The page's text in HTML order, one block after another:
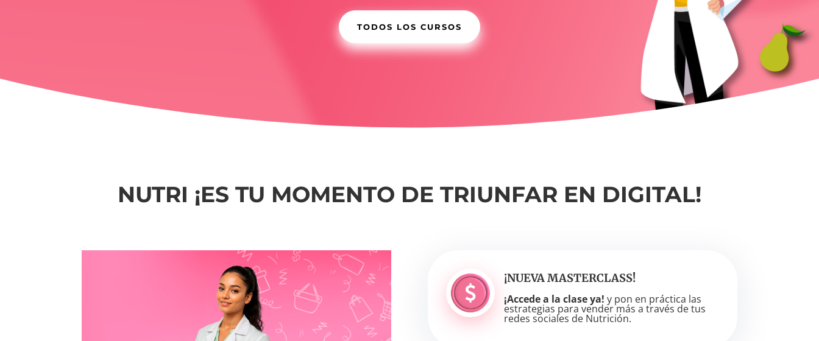
TODOS LOS CURSOS
NUTRI ¡ES TU MOMENTO DE TRIUNFAR EN DIGITAL!
¡NUEVA MASTERCLASS!
¡Accede a la clase ya! y pon en práctica las
estrategias para vender más a través de tus
redes sociales de Nutrición.